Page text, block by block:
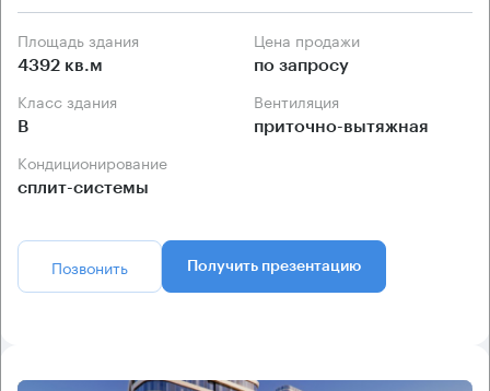
Площадь здания
4392 кв.м
Цена продажи
по запросу
Класс здания
B
Вентиляция
приточно-вытяжная
Кондиционирование
сплит-системы
Позвонить Получить презентацию